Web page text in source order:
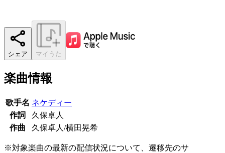
シェア マイうた
楽曲情報
歌手名 ネケディー
作詞
久保卓人
作曲
久保卓人/横田晃希
※対象楽曲の最新の配信状況について、遷移先のサ